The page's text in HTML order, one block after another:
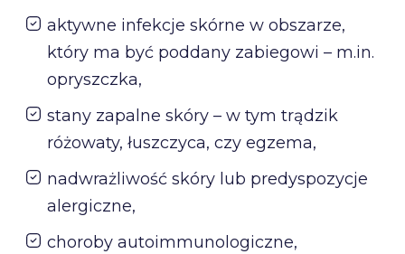
aktywne infekcje skórne w obszarze,
który ma być poddany zabiegowi – m.in.
opryszczka,
stany zapalne skóry – w tym trądzik
różowaty, łuszczyca, czy egzema,
nadwrażliwość skóry lub predyspozycje
alergiczne,
choroby autoimmunologiczne,